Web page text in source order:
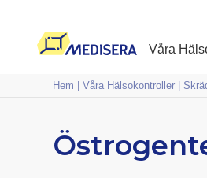
Våra
Hem |Våra Hälsokontroller